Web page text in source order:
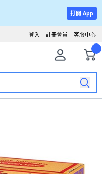
打開 App
客服中心
註冊會員
登入